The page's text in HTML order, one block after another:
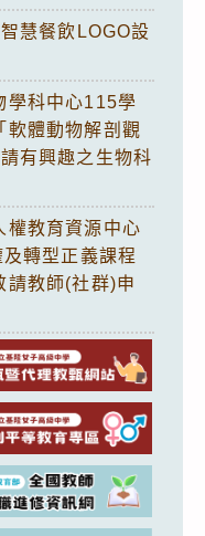
慧餐飲LOGO設
學科中心115學
軟體動物解剖觀
有興趣之生物科
權教育資源中心
轉型正義課程
請教師(社群)申